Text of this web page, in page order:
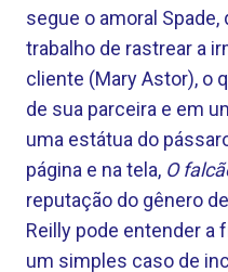
segue o amoral
trabalho de rastrear a
cliente (Mary Astor), o
de sua parceira e em
uma estátua do
página e na tela, O
reputação do gênero
Reilly pode entender a
um simples caso de